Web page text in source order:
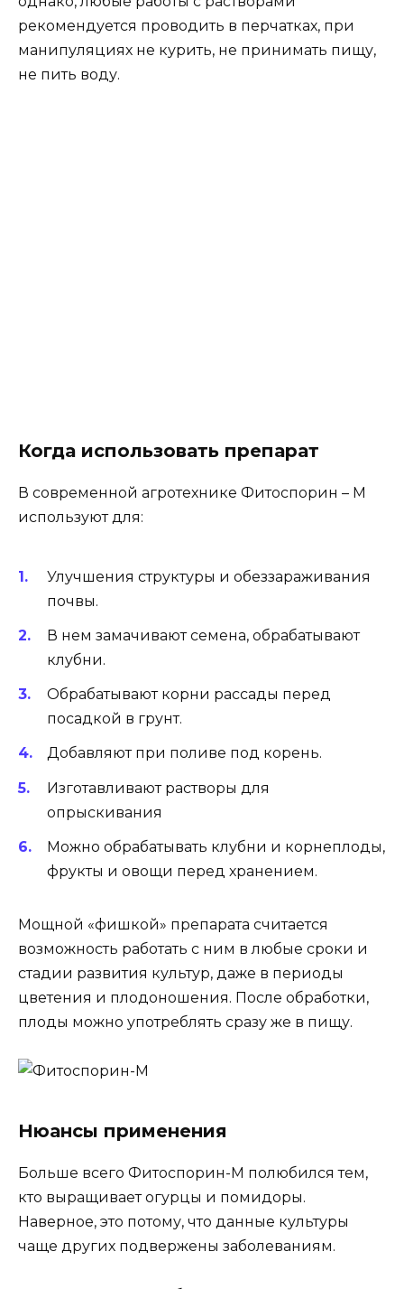
рекомендуется проводить в перчатках, при
манипуляциях не курить, не принимать пищу,
не пить воду.
Когда использовать препарат
В современной агротехнике Фитоспорин – М
используют для:
Улучшения структуры и обеззараживания
почвы.
В нем замачивают семена, обрабатывают
клубни.
Обрабатывают корни рассады перед
посадкой в грунт.
Добавляют при поливе под корень.
Изготавливают растворы для
опрыскивания
Можно обрабатывать клубни и корнеплоды,
фрукты и овощи перед хранением.
Мощной «фишкой» препарата считается
возможность работать с ним в любые сроки и
стадии развития культур, даже в периоды
цветения и плодоношения. После обработки,
плоды можно употреблять сразу же в пищу.
Нюансы применения
Больше всего Фитоспорин-М полюбился тем,
кто выращивает огурцы и помидоры.
Наверное, это потому, что данные культуры
чаще других подвержены заболеваниям.